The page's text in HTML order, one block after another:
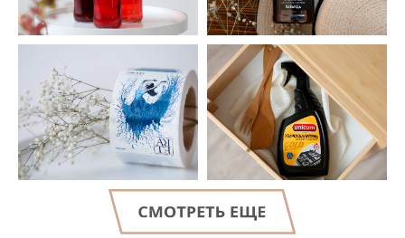
LET'S GO!